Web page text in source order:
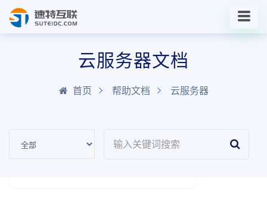
云服务器文档
首页 帮助文档 云服务器
云服务器